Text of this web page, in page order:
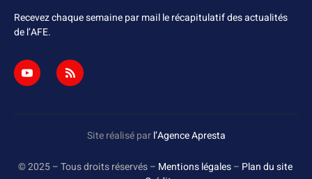
Recevez chaque semaine par mail le récapitulatif des actualités
de l’AFE.
Site réalisé parl’Agence Apresta
© 2025 – Tous droits réservés – Mentions légales– Plan du site